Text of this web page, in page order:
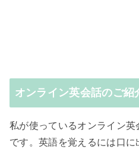
オンライン英会話のご紹
私が使っているオンライン
です。英語を覚えるには口